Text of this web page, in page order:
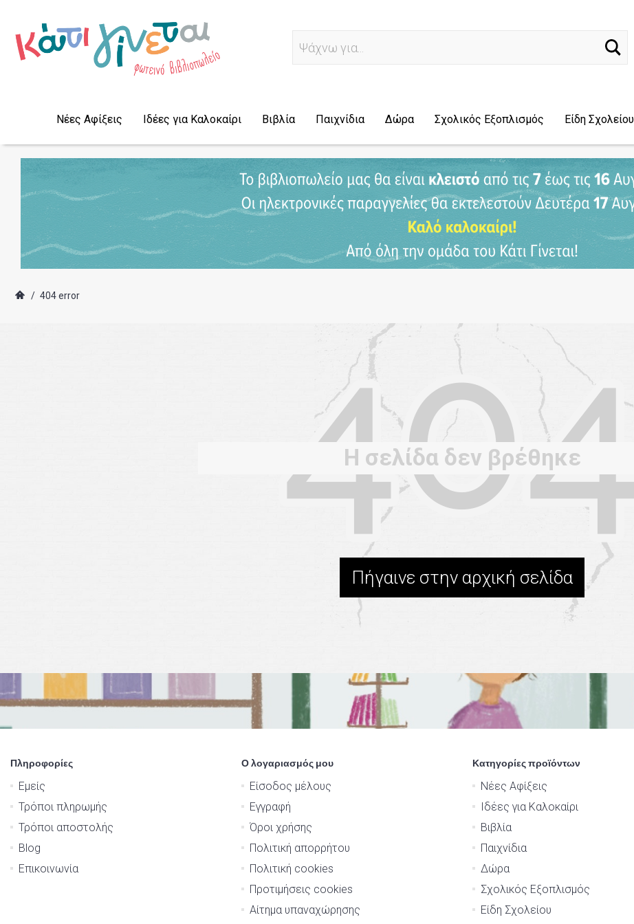
Αναζήτ
Νέες Αφίξεις Ιδέες για Καλοκαίρι Βιβλία Παιχνίδια Δώρα Σχολικός Εξοπλισμός Είδη Σχολείου
/ 404 error
Η σελίδα δεν βρέθηκε
Πήγαινε στην αρχική σελίδα
Πληροφορίες
Εμείς
Τρόποι πληρωμής
Τρόποι αποστολής
Blog
Επικοινωνία
Ο λογαριασμός μου
Είσοδος μέλους
Εγγραφή
Όροι χρήσης
Πολιτική απορρήτου
Πολιτική cookies
Προτιμήσεις cookies
Αίτημα υπαναχώρησης
Κατηγορίες προϊόντων
Νέες Αφίξεις
Ιδέες για Καλοκαίρι
Βιβλία
Παιχνίδια
Δώρα
Σχολικός Εξοπλισμός
Είδη Σχολείου